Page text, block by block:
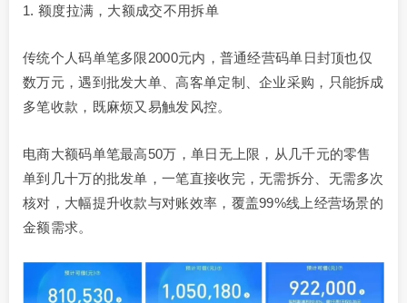
1. 额度拉满，大额成交不用拆单
传统个人码单笔多限2000元内，普通经营码单日封顶也仅
数万元，遇到批发大单、高客单定制、企业采购，只能拆成
多笔收款，既麻烦又易触发风控。
电商大额码单笔最高50万，单日无上限，从几千元的零售
单到几十万的批发单，一笔直接收完，无需拆分、无需多次
核对，大幅提升收款与对账效率，覆盖99%线上经营场景的
金额需求。